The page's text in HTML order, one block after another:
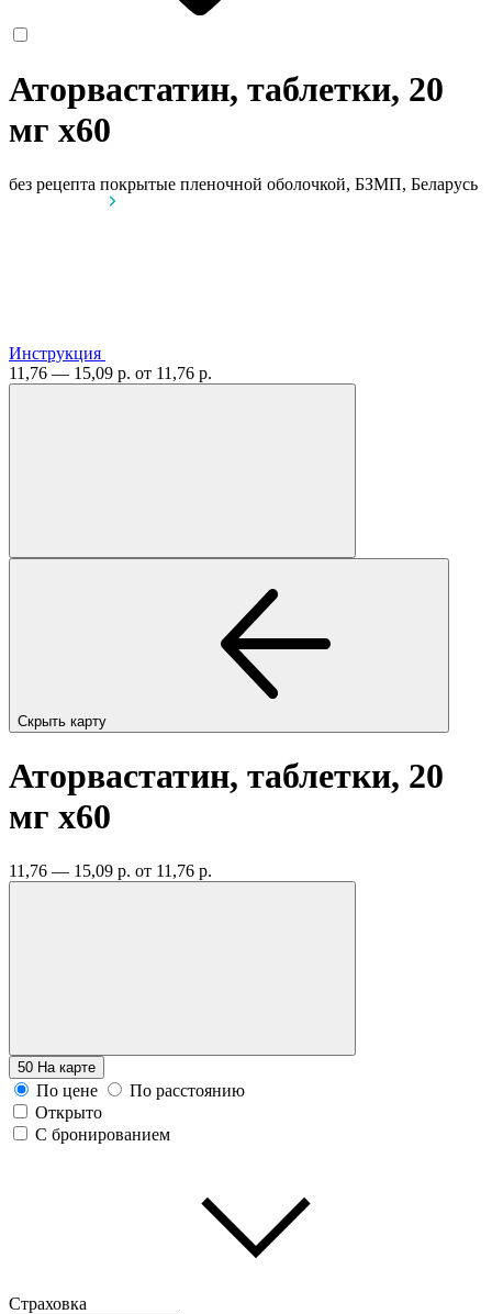
Аторвастатин, таблетки, 20
мг x60
без рецепта покрытые пленочной оболочкой, БЗМП, Беларусь
Инструкция
11,76 — 15,09 р. от 11,76 р.
Скрыть карту
Аторвастатин, таблетки, 20
мг x60
11,76 — 15,09 р. от 11,76 р.
50 На карте
По цене
По расстоянию
Открыто
С бронированием
Страховка